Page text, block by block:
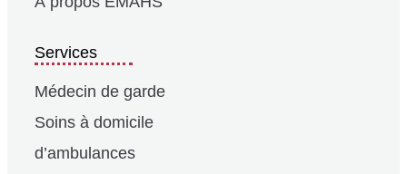
Services
Médecin de garde
Soins à domicile
d’ambulances